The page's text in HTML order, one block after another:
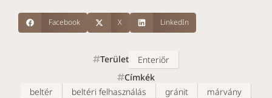
Facebook X LinkedIn
Terület
Enteriőr
Címkék
beltér
beltéri felhasználás gránit
márvány